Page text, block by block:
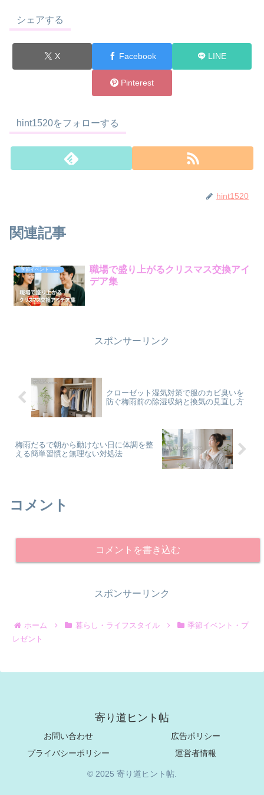
シェアする
X Facebook LINE
Pinterest
hint1520をフォローする
hint1520
関連記事
季節イベント・プレゼント
職場で盛り上がるクリスマス交換アイ
デア集
スポンサーリンク
クローゼット湿気対策で服のカビ臭いを
防ぐ梅雨前の除湿収納と換気の見直し方
梅雨だるで朝から動けない日に体調を整
える簡単習慣と無理ない対処法
コメント
コメントを書き込む
スポンサーリンク
ホーム 暮らし・ライフスタイル
季節イベント・プ
レゼント
寄り道ヒント帖
お問い合わせ
広告ポリシー
プライバシーポリシー
運営者情報
© 2025 寄り道ヒント帖.